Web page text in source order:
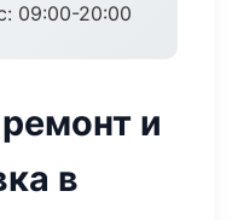
09:00-20:00
и
в